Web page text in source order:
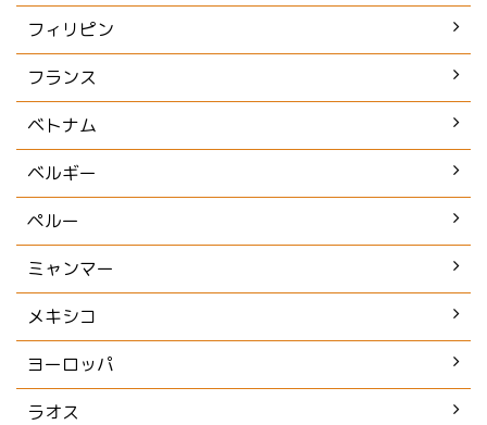
フィリピン
フランス
ベトナム
ベルギー
ペルー
ミャンマー
メキシコ
ヨーロッパ
ラオス